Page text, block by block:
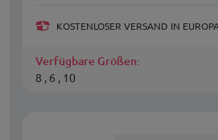
KOSTENLOSER VERSAND IN
Verfügbare Größen:
8 , 6 , 10